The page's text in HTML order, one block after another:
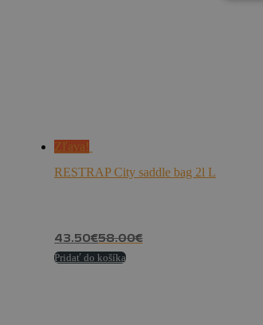
Zľava!
RESTRAP City saddle bag 2l L
43.50€58.00€
Pridať do košíka